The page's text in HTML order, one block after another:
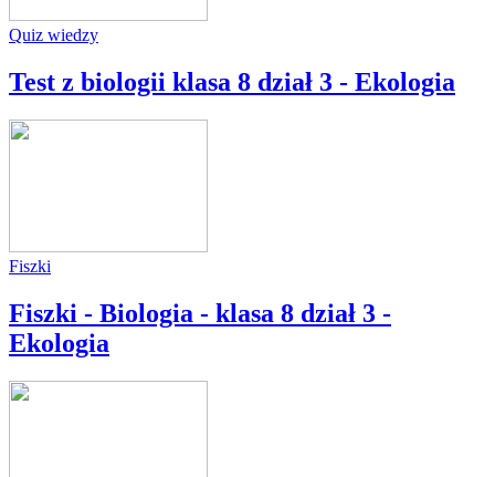
Quiz wiedzy
Test z biologii klasa 8 dział 3 - Ekologia
Fiszki
Fiszki - Biologia - klasa 8 dział 3 -
Ekologia